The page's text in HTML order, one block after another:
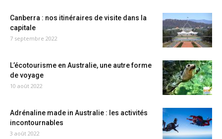
Canberra : nos itinéraires de visite dans la
capitale
7 septembre 2022
L’écotourisme en Australie, une autre forme
de voyage
10 août 2022
Adrénaline made in Australie : les activités
incontournables
3 août 2022